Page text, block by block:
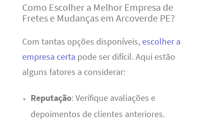
Como Escolher a Melhor Empresa de
Fretes e Mudanças em Arcoverde PE?
Com tantas opções disponíveis,escolher a
empresa certa pode ser difícil. Aqui estão
alguns fatores a considerar:
Reputação: Verifique avaliações e
depoimentos de clientes anteriores.